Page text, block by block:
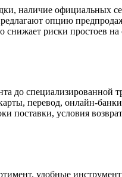
наличие официальных
опцию
риски простоев
до специализированной
перевод, онлайн-
поставки, условия
удобные